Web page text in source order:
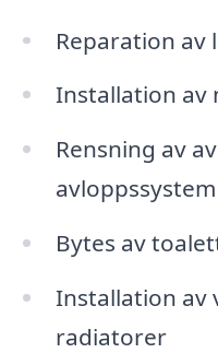
Reparation av
Installation av
Rensning av
avloppssystem
Bytes av
Installation av
radiatorer